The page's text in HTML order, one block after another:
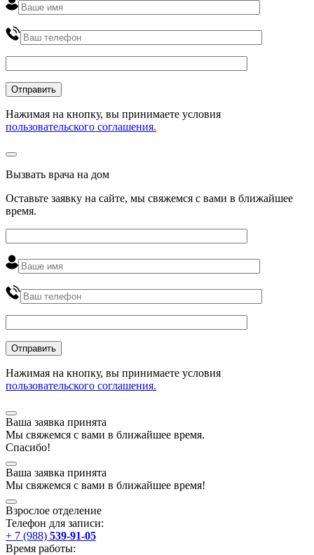
Нажимая на кнопку, вы принимаете условия
пользовательского соглашения.
Вызвать врача на дом
Оставьте заявку на сайте, мы свяжемся с вами в ближайшее
время.
Нажимая на кнопку, вы принимаете условия
пользовательского соглашения.
Ваша заявка принята
Мы свяжемся с вами в ближайшее время.
Спасибо!
Ваша заявка принята
Мы свяжемся с вами в ближайшее время!
Взрослое отделение
Телефон для записи:
+ 7 (988) 539-91-05
Время работы: